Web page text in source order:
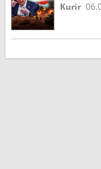
Kurir